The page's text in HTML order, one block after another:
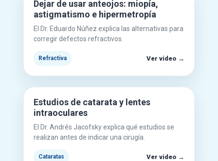
Dejar de usar anteojos: miopía,
astigmatismo e hipermetropía
El Dr. Eduardo Núñez explica las alternativas para
corregir defectos refractivos.
Refractiva Ver video →
▶
Estudios de catarata y lentes
intraoculares
El Dr. Andrés Jacofsky explica qué estudios se
realizan antes de indicar una cirugía.
Cataratas Ver video →